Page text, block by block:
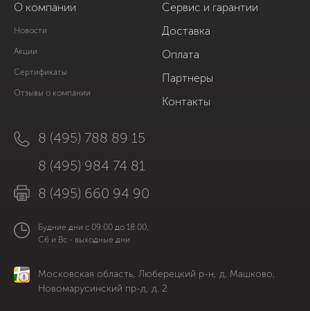
О компании
Новости
Акции
Сертификаты
Отзывы о компании
Сервис и гарантии
Доставка
Оплата
Партнеры
Контакты
8 (495) 788 89 15
8 (495) 984 74 81
8 (495) 660 94 90
Будние дни с 09:00 до 18:00,
Сб и Вс - выходные дни
Московская область, Люберецкий р-н, д. Машково,
Новомарусинский пр-д, д. 2